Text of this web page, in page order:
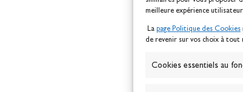
meilleure expérience utilisateur.
La page Politique des Cookies
de revenir sur vos choix à tout
Cookies essentiels au